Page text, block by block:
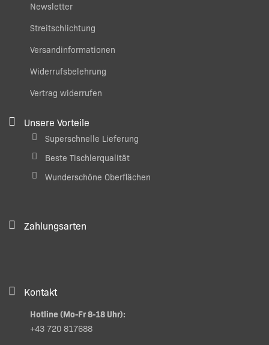
Newsletter
Streitschlichtung
Versandinformationen
Widerrufsbelehrung
Vertrag widerrufen
Unsere Vorteile
Superschnelle Lieferung
Beste Tischlerqualität
Wunderschöne Oberflächen
Zahlungsarten
Kontakt
Hotline (Mo-Fr 8-18 Uhr):
+43 720 817688